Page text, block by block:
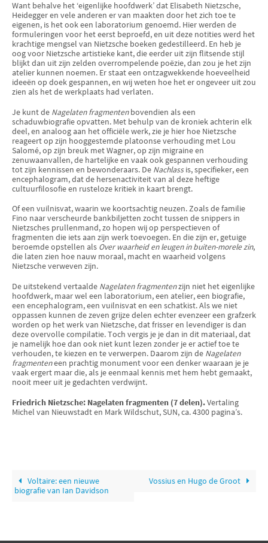
Want behalve het ‘eigenlijke hoofdwerk’ dat Elisabeth Nietzsche,
Heidegger en vele anderen er van maakten door het zich toe te
eigenen, is het ook een laboratorium genoemd. Hier werden de
formuleringen voor het eerst beproefd, en uit deze notities werd het
krachtige mengsel van Nietzsche boeken gedestilleerd. En heb je
oog voor Nietzsche artistieke kant, die eerder uit zijn flitsende stijl
blijkt dan uit zijn zelden overrompelende poëzie, dan zou je het zijn
atelier kunnen noemen. Er staat een ontzagwekkende hoeveelheid
ideeën op doek gespannen, en wij weten hoe het er ongeveer uit zou
zien als het de werkplaats had verlaten.
Je kunt de Nagelaten fragmentenbovendien als een
schaduwbiografie opvatten. Met behulp van de kroniek achterin elk
deel, en analoog aan het officiële werk, zie je hier hoe Nietzsche
reageert op zijn hooggestemde platoonse verhouding met Lou
Salomé, op zijn breuk met Wagner, op zijn migraine en
zenuwaanvallen, de hartelijke en vaak ook gespannen verhouding
tot zijn kennissen en bewonderaars. De Nachlass is, specifieker, een
encephalogram, dat de hersenactiviteit van al deze heftige
cultuurfilosofie en rusteloze kritiek in kaart brengt.
Of een vuilnisvat, waarin we koortsachtig neuzen. Zoals de familie
Fino naar verscheurde bankbiljetten zocht tussen de snippers in
Nietzsches prullenmand, zo hopen wij op perspectieven of
fragmenten die iets aan zijn werk toevoegen. En die zijn er, getuige
beroemde opstellen als Over waarheidenleugenin buiten-morelezin,
die laten zien hoe nauw moraal, macht en waarheid volgens
Nietzsche verweven zijn.
De uitstekend vertaalde Nagelaten fragmentenzijn niet het eigenlijke
hoofdwerk, maar wel een laboratorium, een atelier, een biografie,
een encephalogram, een vuilnisvat en een schatkist. Als we niet
oppassen kunnen de zeven grijze delen echter evenzeer een grafzerk
worden op het werk van Nietzsche, dat frisser en levendiger is dan
deze overvolle compilatie. Toch vergis je je dan in dit materiaal, dat
je namelijk hoe dan ook niet kunt lezen zonder je er actief toe te
verhouden, te kiezen en te verwerpen. Daarom zijn de Nagelaten
fragmenteneen prachtig monument voor een denker waaraan je je
vaak ergert maar die, als je eenmaal kennis met hem hebt gemaakt,
nooit meer uit je gedachten verdwijnt.
Friedrich Nietzsche: Nagelaten fragmenten (7 delen).Vertaling
Michel van Nieuwstadt en Mark Wildschut, SUN, ca. 4300 pagina’s.
Voltaire: een nieuwe
biografie van Ian Davidson
Vossius en Hugo de Groot